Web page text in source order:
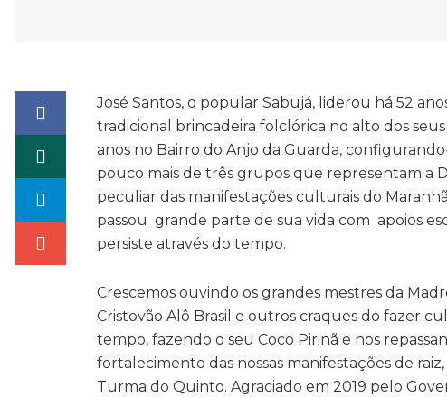
José Santos, o popular Sabujá, liderou há 52
tradicional brincadeira folclórica no alto dos
anos no Bairro do Anjo da Guarda,
pouco mais de três grupos que representam a
peculiar das manifestações culturais do
passou grande parte de sua vida com apoios
persiste através do tempo.
Crescemos ouvindo os grandes mestres da
Cristovão Alô Brasil e outros craques do fazer
tempo, fazendo o seu Coco Pirinã e nos
fortalecimento das nossas manifestações de
Turma do Quinto. Agraciado em 2019 pelo